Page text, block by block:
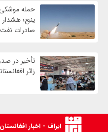
حمله
ینبع؛
صادرات
زائر
ایراف - اخبار